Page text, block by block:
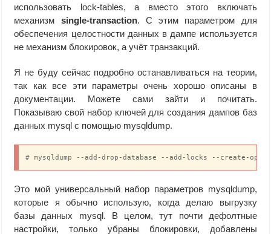
использовать lock-tables, а вместо этого включать
механизм single-transaction. С этим параметром для
обеспечения целостности данных в дампе используется
не механизм блокировок, а учёт транзакций.
Я не буду сейчас подробно останавливаться на теории,
так как все эти параметры очень хорошо описаны в
документации. Можете сами зайти и почитать.
Показываю свой набор ключей для создания дампов баз
данных mysql с помощью mysqldump.
# mysqldump --add-drop-database --add-locks --create-
Это мой универсальный набор параметров mysqldump,
которые я обычно использую, когда делаю выгрузку
базы данных mysql. В целом, тут почти дефолтные
настройки, только убраны блокировки, добавлены